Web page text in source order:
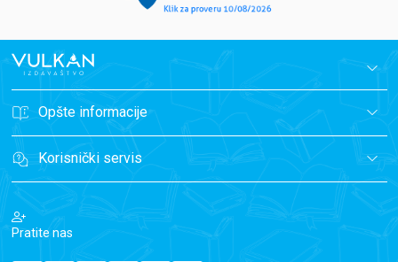
Opšte informacije
Korisnički servis
Pratite nas